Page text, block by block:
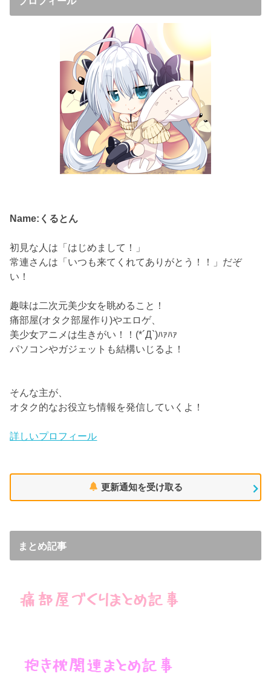
Name:くるとん
初見な人は「はじめまして！」
常連さんは「いつも来てくれてありがとう！！」だぞ
い！
趣味は二次元美少女を眺めること！
痛部屋(オタク部屋作り)やエロゲ、
美少女アニメは生きがい！！(*´Д`)ﾊｧﾊｧ
パソコンやガジェットも結構いじるよ！
そんな主が、
オタク的なお役立ち情報を発信していくよ！
詳しいプロフィール
更新通知を受け取る
まとめ記事